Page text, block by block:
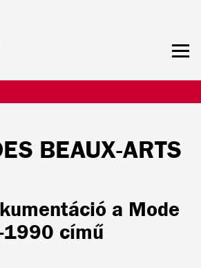
BEAUX-ARTS
a Mode
című